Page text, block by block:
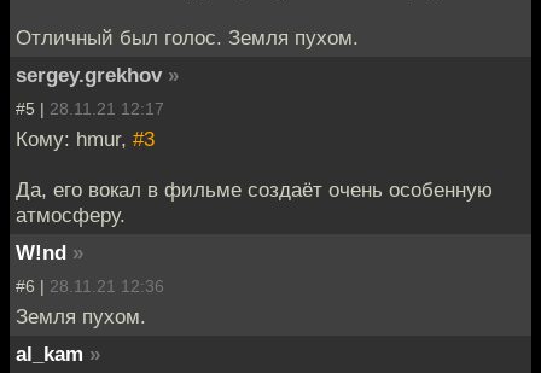
Отличный был голос. Земля пухом.
sergey.grekhov »
#5 | 28.11.21 12:17
Кому: hmur, #3
Да, его вокал в фильме создаёт очень особенную
атмосферу.
W!nd »
#6 | 28.11.21 12:36
Земля пухом.
al_kam »